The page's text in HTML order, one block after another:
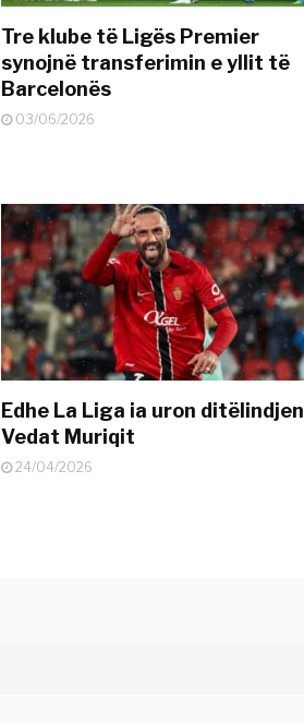
Tre klube të Ligës Premier
synojnë transferimin e yllit të
Barcelonës
03/06/2026
Edhe La Liga ia uron ditëlindjen
Vedat Muriqit
24/04/2026